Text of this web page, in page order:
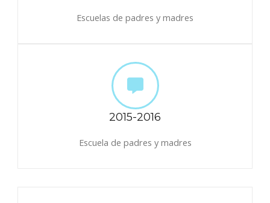
Escuelas de padres y madres
2015-2016
Escuela de padres y madres